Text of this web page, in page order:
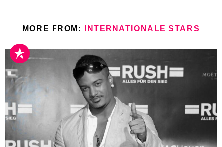
MORE FROM: INTERNATIONALE STARS